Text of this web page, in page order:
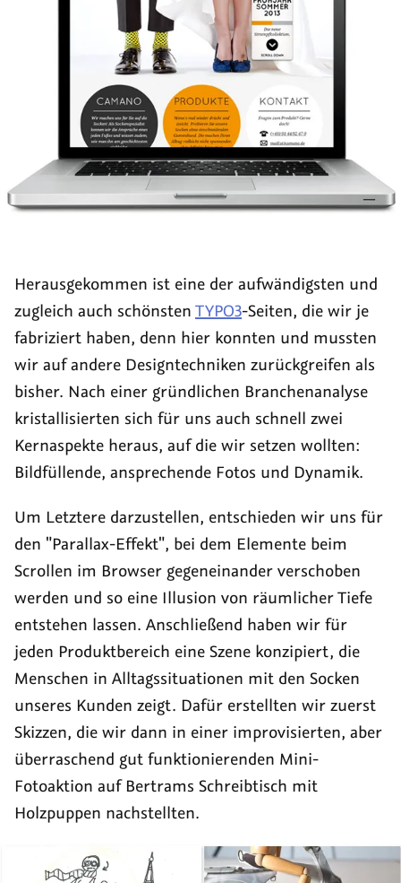
Herausgekommen ist eine der aufwändigsten und
zugleich auch schönsten TYPO3-Seiten, die wir je
fabriziert haben, denn hier konnten und mussten
wir auf andere Designtechniken zurückgreifen als
bisher. Nach einer gründlichen Branchenanalyse
kristallisierten sich für uns auch schnell zwei
Kernaspekte heraus, auf die wir setzen wollten:
Bildfüllende, ansprechende Fotos und Dynamik.
Um Letztere darzustellen, entschieden wir uns für
den "Parallax-Effekt", bei dem Elemente beim
Scrollen im Browser gegeneinander verschoben
werden und so eine Illusion von räumlicher Tiefe
entstehen lassen. Anschließend haben wir für
jeden Produktbereich eine Szene konzipiert, die
Menschen in Alltagssituationen mit den Socken
unseres Kunden zeigt. Dafür erstellten wir zuerst
Skizzen, die wir dann in einer improvisierten, aber
überraschend gut funktionierenden Mini-
Fotoaktion auf Bertrams Schreibtisch mit
Holzpuppen nachstellten.